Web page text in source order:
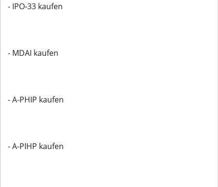
- IPO-33 kaufen
- MDAI kaufen
- A-PHIP kaufen
- A-PIHP kaufen